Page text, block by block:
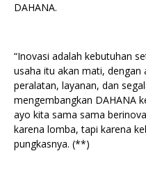
DAHANA.
“Inovasi adalah kebutuhan
usaha itu akan mati, dengan
peralatan, layanan, dan
mengembangkan DAHANA
ayo kita sama sama
karena lomba, tapi karena
pungkasnya. (**)